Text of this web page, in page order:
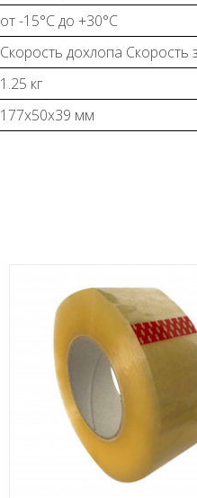
от -15°С до +30°С
Скорость дохлопа Скорость
1.25 кг
177x50x39 мм